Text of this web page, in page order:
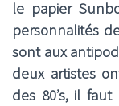
le papier
personnalités
sont aux
deux artistes
des 80’s, il